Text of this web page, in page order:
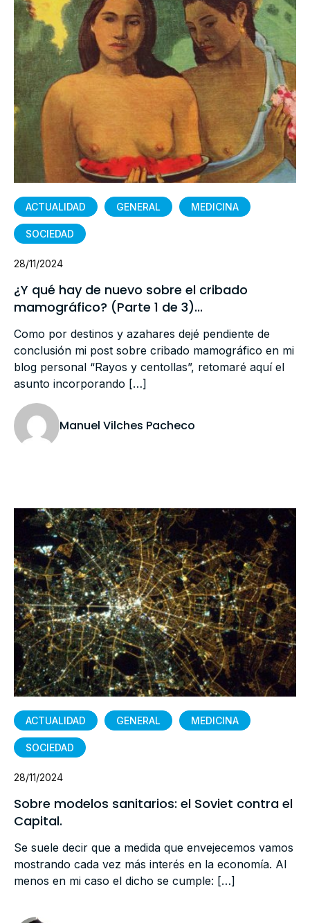
ACTUALIDAD GENERAL MEDICINA
SOCIEDAD
28/11/2024
¿Y qué hay de nuevo sobre el cribado
mamográfico? (Parte 1 de 3)...
Como por destinos y azahares dejé pendiente de
conclusión mi post sobre cribado mamográfico en mi
blog personal “Rayos y centollas”, retomaré aquí el
asunto incorporando […]
Manuel Vilches Pacheco
ACTUALIDAD GENERAL MEDICINA
SOCIEDAD
28/11/2024
Sobre modelos sanitarios: el Soviet contra el
Capital.
Se suele decir que a medida que envejecemos vamos
mostrando cada vez más interés en la economía. Al
menos en mi caso el dicho se cumple: […]